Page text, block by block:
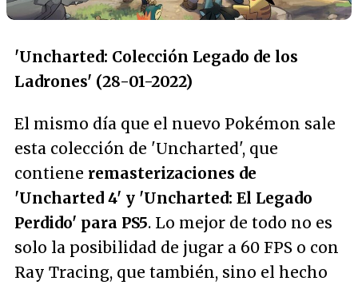
'Uncharted: Colección Legado de los
Ladrones' (28-01-2022)
El mismo día que el nuevo Pokémon sale
esta colección de 'Uncharted', que
contiene remasterizaciones de
'Uncharted 4' y 'Uncharted: El Legado
Perdido' para PS5. Lo mejor de todo no es
solo la posibilidad de jugar a 60 FPS o con
Ray Tracing, que también, sino el hecho